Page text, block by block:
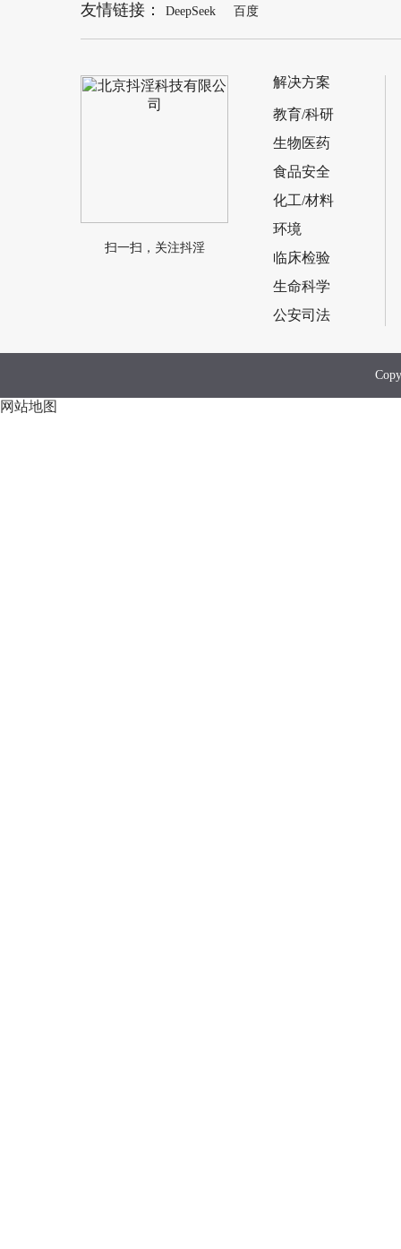
友情链接： DeepSeek 百度
扫一扫，关注抖淫
解决方案
教育/科研
生物医药
食品安全
化工/材料
环境
临床检验
生命科学
公安司法
网站地图